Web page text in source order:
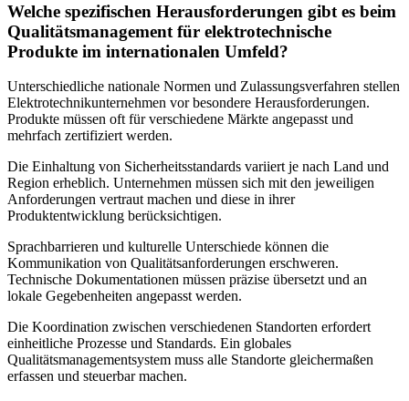
Welche spezifischen Herausforderungen gibt es beim
Qualitätsmanagement für elektrotechnische
Produkte im internationalen Umfeld?
Unterschiedliche nationale Normen und Zulassungsverfahren stellen
Elektrotechnikunternehmen vor besondere Herausforderungen.
Produkte müssen oft für verschiedene Märkte angepasst und
mehrfach zertifiziert werden.
Die Einhaltung von Sicherheitsstandards variiert je nach Land und
Region erheblich. Unternehmen müssen sich mit den jeweiligen
Anforderungen vertraut machen und diese in ihrer
Produktentwicklung berücksichtigen.
Sprachbarrieren und kulturelle Unterschiede können die
Kommunikation von Qualitätsanforderungen erschweren.
Technische Dokumentationen müssen präzise übersetzt und an
lokale Gegebenheiten angepasst werden.
Die Koordination zwischen verschiedenen Standorten erfordert
einheitliche Prozesse und Standards. Ein globales
Qualitätsmanagementsystem muss alle Standorte gleichermaßen
erfassen und steuerbar machen.